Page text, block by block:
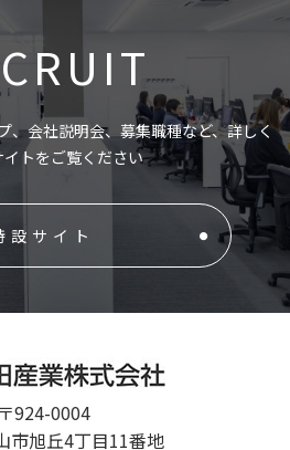
、会社説明会、募集職種など、詳しく
イトをご覧ください
設サイト
〒924-0004
市旭丘4丁目11番地